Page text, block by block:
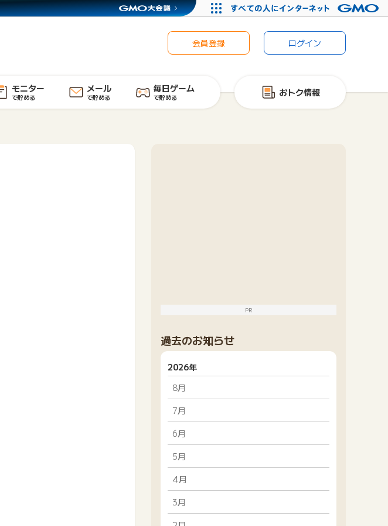
会員登録 ログイン
モニター
で貯める
メール
で貯める
毎日ゲーム
で貯める おトク情報
PR
過去のお知らせ
2026年
8月
7月
6月
5月
4月
3月